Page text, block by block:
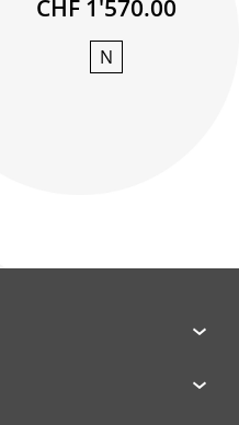
CHF 1'570.00
N